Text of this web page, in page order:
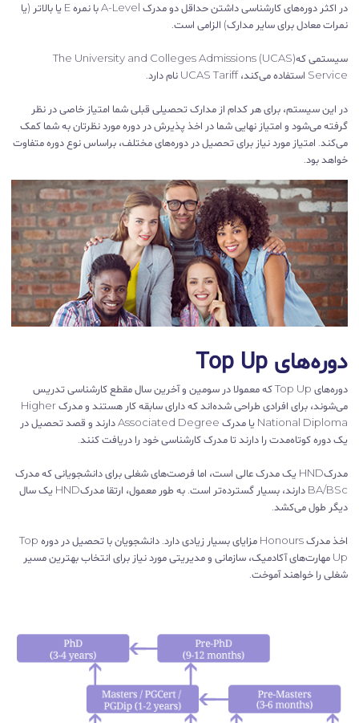
در اکثر دوره‌های کارشناسی داشتن حداقل دو مدرک A-Level با نمره E یا بالاتر (یا
نمرات معادل برای سایر مدارک) الزامی است.
سیستمی که(UCAS) The University and Colleges Admissions
Service استفاده می‌کند، UCAS Tariff نام دارد.
در این سیستم، برای هر کدام از مدارک تحصیلی قبلی شما امتیاز خاصی در نظر
گرفته می‌شود و امتیاز نهایی شما در اخذ پذیرش در دوره مورد نظرتان به شما کمک
می‌کند. امتیاز مورد نیاز برای تحصیل در دوره‌های مختلف، براساس نوع دوره متفاوت
خواهد بود.
دوره‌های Top Up
دوره‌های Top Up که معمولا در سومین و آخرین سال مقطع کارشناسی تدریس
می‌شوند، برای افرادی طراحی شده‌اند که دارای سابقه کار هستند و مدرک Higher
National Diploma یا مدرک Associated Degree دارند و قصد تحصیل در
یک دوره کوتاه‌مدت را دارند تا مدرک کارشناسی خود را دریافت کنند.
مدرکHND یک مدرک عالی است، اما فرصت‌های شغلی برای دانشجویانی که مدرک
BA/BSc دارند، بسیار گسترده‌تر است. به طور معمول، ارتقا مدرکHND یک سال
دیگر طول می‌کشد.
اخذ مدرک Honours مزایای بسیار زیادی دارد. دانشجویان با تحصیل در دوره Top
Up مهارت‌های آکادمیک، سازمانی و مدیریتی مورد نیاز برای انتخاب بهترین مسیر
شغلی را خواهند آموخت.